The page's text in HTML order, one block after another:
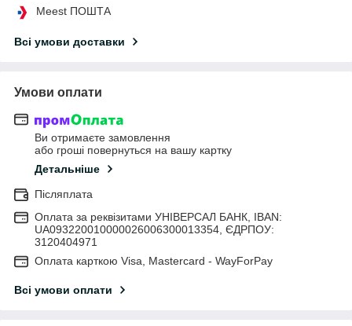
Meest ПОШТА
Всі умови доставки
Умови оплати
Ви отримаєте замовлення
або гроші повернуться на вашу картку
Детальніше
Післяплата
Оплата за реквізитами УНІВЕРСАЛ БАНК, IBAN:
UA093220010000026006300013354, ЄДРПОУ:
3120404971
Оплата карткою Visa, Mastercard - WayForPay
Всі умови оплати